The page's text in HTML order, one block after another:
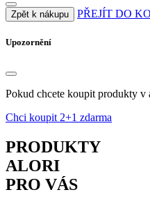
Zpět k nákupu PŘEJÍT DO
Upozornění
Pokud chcete koupit produkty v
Chci koupit 2+1 zdarma
PRODUKTY
ALORI
PRO VÁS